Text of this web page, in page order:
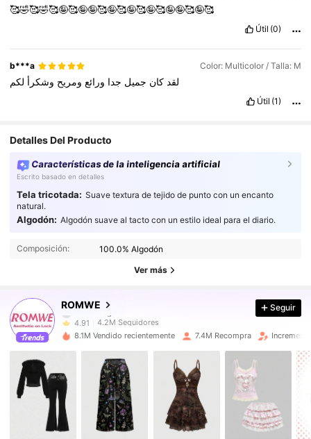
🥰🤣🥰🤣🥰🤪🥰🤪🤪🥰🤪🥰🤪🥰🤪🥰🤪🤪🥰🤪🥰
Útil (0)
b***a Color: Multicolor / Talla: M
لقد كان جميل جدا ورائع ومريح وشكرأ لكم
Útil (1)
Detalles Del Producto
Características de la inteligencia artificial
Escrito basado en detalles
Tela tricotada: Suave textura de tejido de punto con un encanto
natural.
Algodón: Algodón suave al tacto con un estilo ideal para el diario.
Composición: 100.0% Algodón
Ver más
ROMWE
4,91 4.2M Seguidores
4.2M Seguidores
4,91 4.2M Seguidores
4,91 4.2M Seguidores
4.2M Seguidores
4.2M Seguidores
Seguir
8.1M Vendido recientemente 7.4M Recompra